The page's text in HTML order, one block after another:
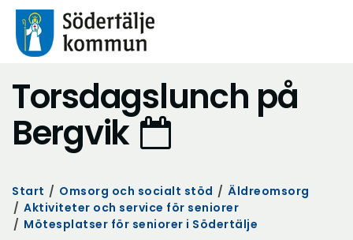
Torsdagslunch på
Bergvik
Start / Omsorg och socialt stöd / Äldreomsorg
/ Aktiviteter och service för seniorer
/ Mötesplatser för seniorer i Södertälje